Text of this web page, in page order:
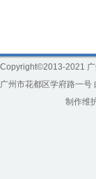
Copyright©2013-
州市花都区学府路一
制作维